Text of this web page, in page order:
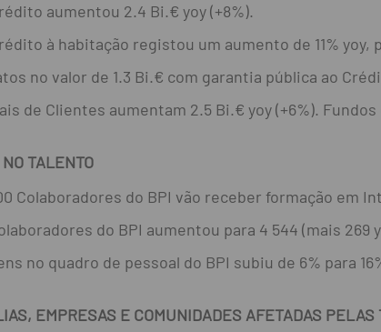
aumentou 2.4 Bi.€ yoy (+8%).
à habitação registou um aumento de 11% yoy,
no valor de 1.3 Bi.€ com garantia pública ao
de Clientes aumentam 2.5 Bi.€ yoy (+6%).
TALENTO
Colaboradores do BPI vão receber formação em
do BPI aumentou para 4 544 (mais 269
no quadro de pessoal do BPI subiu de 6% para
EMPRESAS E COMUNIDADES AFETADAS PELAS